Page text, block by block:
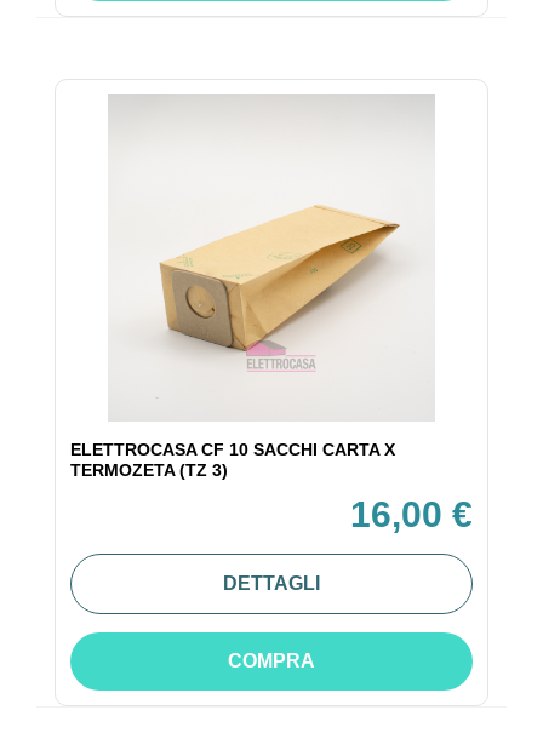
ELETTROCASA CF 10 SACCHI CARTA X
TERMOZETA (TZ 3)
16,00 €
DETTAGLI
COMPRA